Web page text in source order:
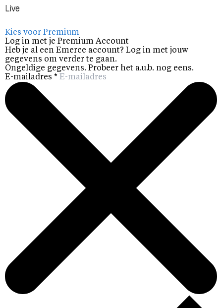
Live
Kies voor Premium
Log in met je Premium Account
Heb je al een Emerce account? Log in met jouw
gegevens om verder te gaan.
Ongeldige gegevens. Probeer het a.u.b. nog eens.
E-mailadres *